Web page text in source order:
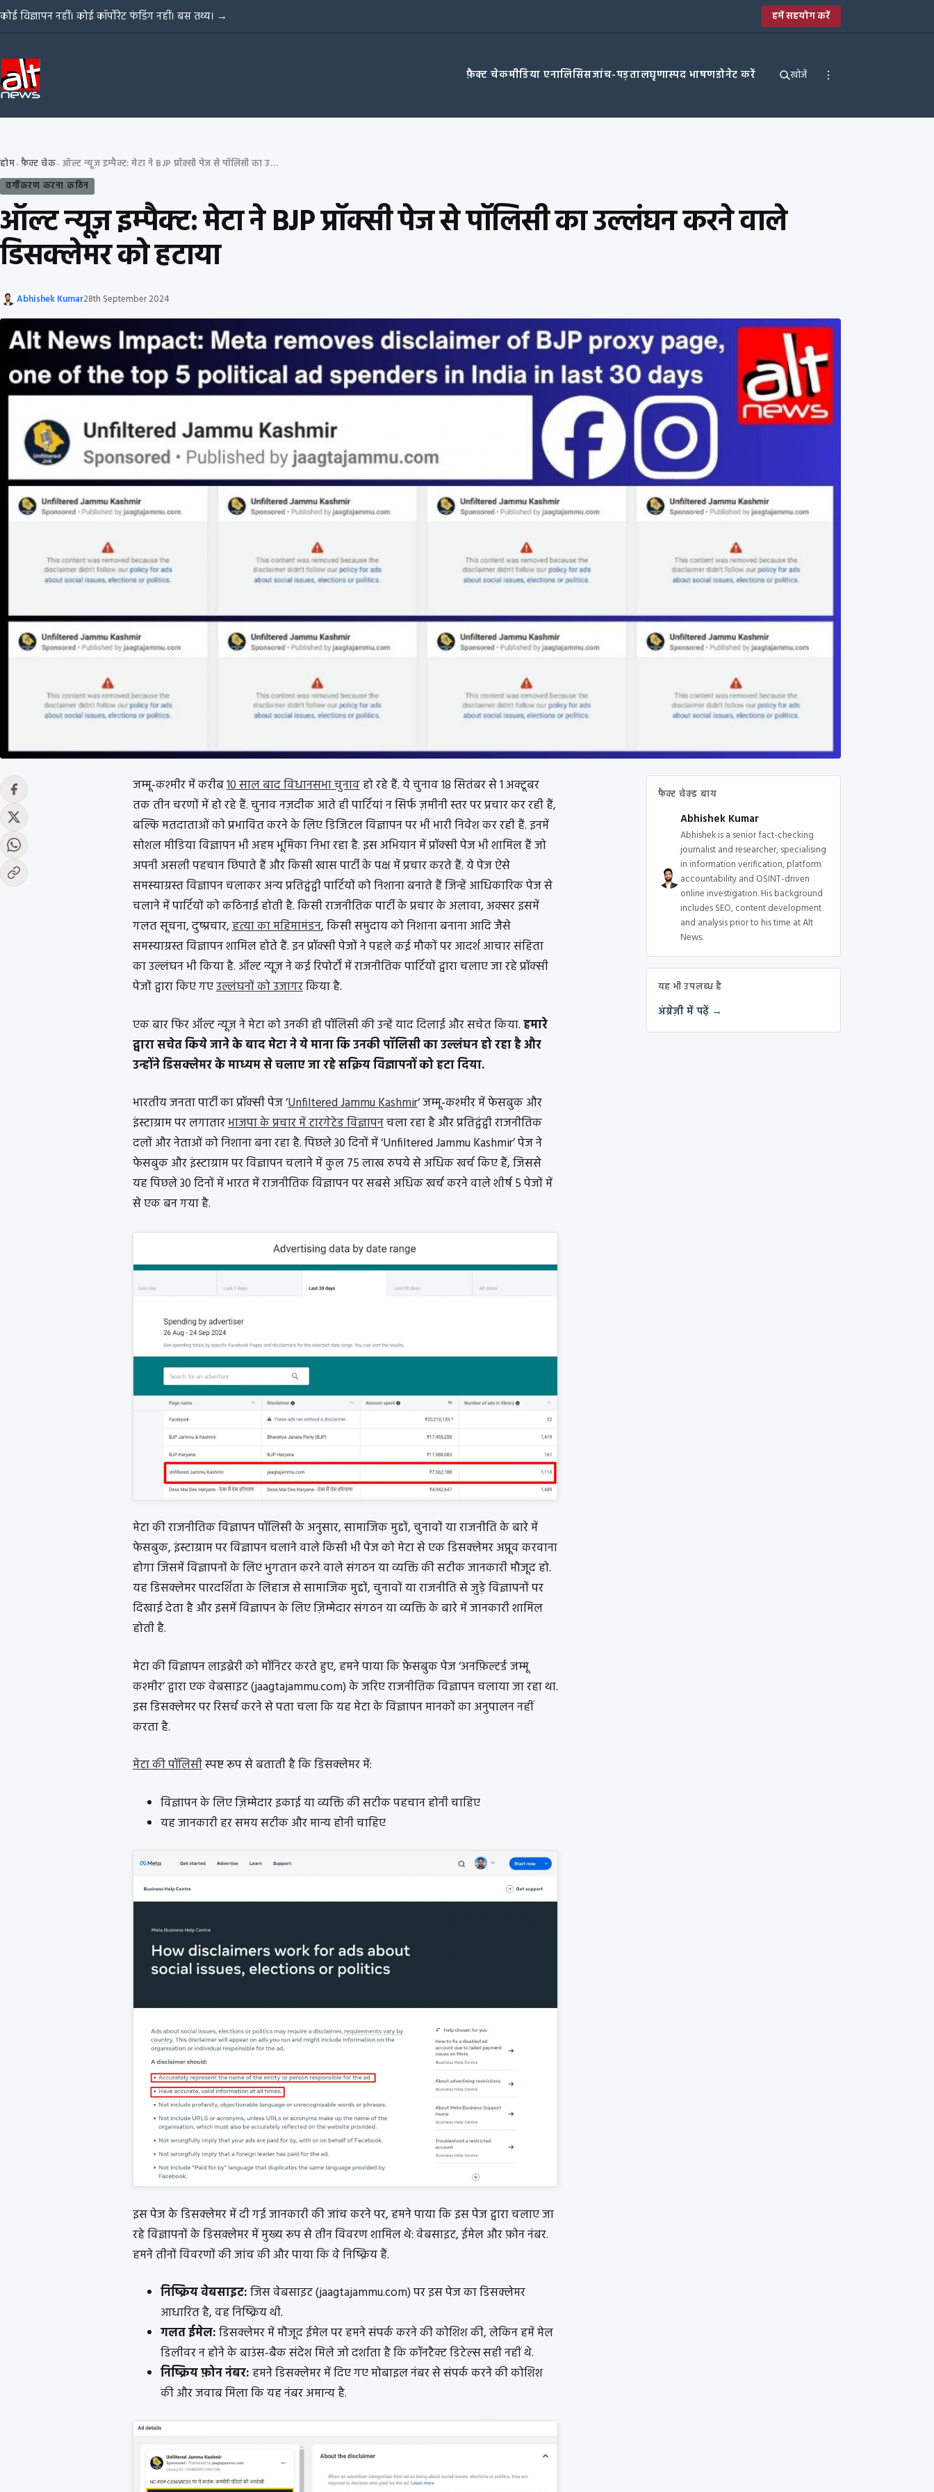
Skip to content
कोई विज्ञापन नहीं। कोई कॉर्पोरेट फंडिंग नहीं। बस तथ्य। → हमें सहयोग करें
फ़ैक्ट चेकमीडिया एनालिसिसजांच-पड़तालघृणास्पद भाषणडोनेट करें खोजें
होम› फ़ैक्ट चेक›
ऑल्ट न्यूज़ इम्पैक्ट: मेटा ने BJP प्रॉक्सी पेज से पॉलिसी का उल्लंघन करने वाले डिसक्लेमर को हटाया
वर्गीकरण करना कठिन
ऑल्ट न्यूज़ इम्पैक्ट: मेटा ने BJP प्रॉक्सी पेज से पॉलिसी का उल्लंघन करने वाले
डिसक्लेमर को हटाया
Abhishek Kumar28th September 2024
जम्मू-कश्मीर में करीब10 साल बाद विधानसभा चुनावहो रहे हैं. ये चुनाव 18 सितंबर से 1 अक्टूबर
तक तीन चरणों में हो रहे हैं. चुनाव नज़दीक आते ही पार्टियां न सिर्फ ज़मीनी स्तर पर प्रचार कर रही हैं,
बल्कि मतदाताओं को प्रभावित करने के लिए डिजिटल विज्ञापन पर भी भारी निवेश कर रही हैं. इनमें
सोशल मीडिया विज्ञापन भी अहम भूमिका निभा रहा है. इस अभियान में प्रॉक्सी पेज भी शामिल हैं जो
अपनी असली पहचान छिपाते हैं और किसी खास पार्टी के पक्ष में प्रचार करते हैं. ये पेज ऐसे
समस्याग्रस्त विज्ञापन चलाकर अन्य प्रतिद्वंद्वी पार्टियों को निशाना बनाते हैं जिन्हें आधिकारिक पेज से
चलाने में पार्टियों को कठिनाई होती है. किसी राजनीतिक पार्टी के प्रचार के अलावा, अक्सर इसमें
गलत सूचना, दुष्प्रचार,हत्या का महिमामंडन, किसी समुदाय को निशाना बनाना आदि जैसे
समस्याग्रस्त विज्ञापन शामिल होते हैं. इन प्रॉक्सी पेजों ने पहले कई मौकों पर आदर्श आचार संहिता
का उल्लंघन भी किया है. ऑल्ट न्यूज़ ने कई रिपोर्टों में राजनीतिक पार्टियों द्वारा चलाए जा रहे प्रॉक्सी
पेजों द्वारा किए गएउल्लंघनों को उजागरकिया है.
एक बार फिर ऑल्ट न्यूज़ ने मेटा को उनकी ही पॉलिसी की उन्हें याद दिलाई और सचेत किया.हमारे
द्वारा सचेत किये जाने के बाद मेटा ने ये माना कि उनकी पॉलिसी का उल्लंघन हो रहा है और
उन्होंने डिसक्लेमर के माध्यम से चलाए जा रहे सक्रिय विज्ञापनों को हटा दिया.
भारतीय जनता पार्टी का प्रॉक्सी पेज ‘Unfiltered Jammu Kashmir‘ जम्मू-कश्मीर में फेसबुक और
इंस्टाग्राम पर लगातारभाजपा के प्रचार में टारगेटेड विज्ञापनचला रहा है और प्रतिद्वंद्वी राजनीतिक
दलों और नेताओं को निशाना बना रहा है. पिछले 30 दिनों में ‘Unfiltered Jammu Kashmir’ पेज ने
फेसबुक और इंस्टाग्राम पर विज्ञापन चलाने में कुल 75 लाख रुपये से अधिक खर्च किए हैं, जिससे
यह पिछले 30 दिनों में भारत में राजनीतिक विज्ञापन पर सबसे अधिक खर्च करने वाले शीर्ष 5 पेजों में
से एक बन गया है.
मेटा की राजनीतिक विज्ञापन पॉलिसी के अनुसार, सामाजिक मुद्दों, चुनावों या राजनीति के बारे में
फेसबुक, इंस्टाग्राम पर विज्ञापन चलाने वाले किसी भी पेज को मेटा से एक डिसक्लेमर अप्रूव करवाना
होगा जिसमें विज्ञापनों के लिए भुगतान करने वाले संगठन या व्यक्ति की सटीक जानकारी मौजूद हो.
यह डिसक्लेमर पारदर्शिता के लिहाज से सामाजिक मुद्दों, चुनावों या राजनीति से जुड़े विज्ञापनों पर
दिखाई देता है और इसमें विज्ञापन के लिए ज़िम्मेदार संगठन या व्यक्ति के बारे में जानकारी शामिल
होती है.
मेटा की विज्ञापन लाइब्रेरी को मॉनिटर करते हुए, हमने पाया कि फ़ेसबुक पेज ‘अनफ़िल्टर्ड जम्मू
कश्मीर’ द्वारा एक वेबसाइट (jaagtajammu.com) के जरिए राजनीतिक विज्ञापन चलाया जा रहा था.
इस डिसक्लेमर पर रिसर्च करने से पता चला कि यह मेटा के विज्ञापन मानकों का अनुपालन नहीं
करता है.
मेटा की पॉलिसीस्पष्ट रूप से बताती है कि डिसक्लेमर में:
विज्ञापन के लिए ज़िम्मेदार इकाई या व्यक्ति की सटीक पहचान होनी चाहिए
यह जानकारी हर समय सटीक और मान्य होनी चाहिए
इस पेज के डिसक्लेमर में दी गई जानकारी की जांच करने पर, हमने पाया कि इस पेज द्वारा चलाए जा
रहे विज्ञापनों के डिसक्लेमर में मुख्य रूप से तीन विवरण शामिल थे: वेबसाइट, ईमेल और फ़ोन नंबर.
हमने तीनों विवरणों की जांच की और पाया कि वे निष्क्रिय हैं.
निष्क्रिय वेबसाइट:जिस वेबसाइट (jaagtajammu.com) पर इस पेज का डिसक्लेमर
आधारित है, वह निष्क्रिय थी.
गलत ईमेल:डिसक्लेमर में मौजूद ईमेल पर हमने संपर्क करने की कोशिश की, लेकिन हमें मेल
डिलीवर न होने के बाउंस-बैक संदेश मिले जो दर्शाता है कि कॉनटैक्ट डिटेल्स सही नहीं थे.
निष्क्रिय फ़ोन नंबर:हमने डिसक्लेमर में दिए गए मोबाइल नंबर से संपर्क करने की कोशिश
की और जवाब मिला कि यह नंबर अमान्य है.
फैक्ट चेक्ड बाय
Abhishek Kumar
Abhishek is a senior fact-checking
journalist and researcher, specialising
in information verification, platform
accountability and OSINT-driven
online investigation. His background
includes SEO, content development
and analysis prior to his time at Alt
News.
यह भी उपलब्ध है
अंग्रेज़ी में पढ़ें →